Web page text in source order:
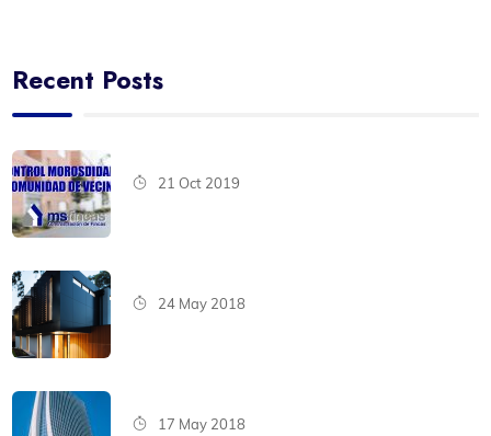
Recent Posts
21 Oct 2019
24 May 2018
17 May 2018